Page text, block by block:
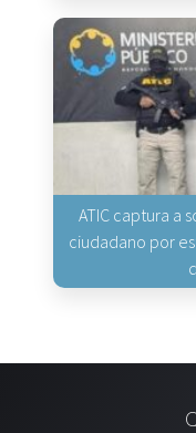
ATIC captura a
ciudadano por